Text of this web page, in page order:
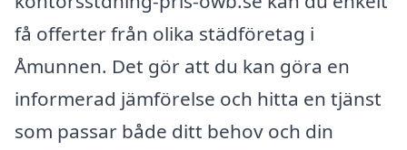
få offerter från olika städföretag i
Åmunnen. Det gör att du kan göra en
informerad jämförelse och hitta en tjänst
som passar både ditt behov och din